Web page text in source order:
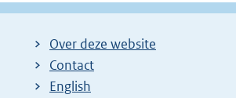
Over deze website
Contact
English